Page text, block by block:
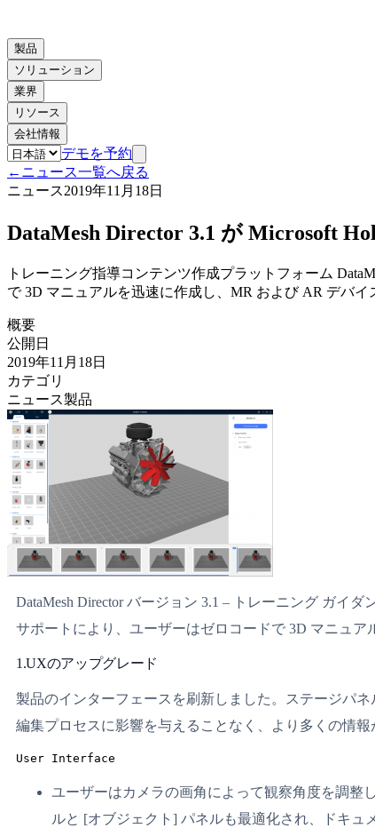
製品
ソリューション
業界
リソース
会社情報
デモを予約
← ニュース一覧へ戻る
ニュース2019年11月18日
DataMesh Director 3.1 が Microsoft
トレーニング指導コンテンツ作成プラットフォーム
で 3D マニュアルを迅速に作成し、MR および AR デバイ
概要
公開日
2019年11月18日
カテゴリ
ニュース製品
DataMesh Director バージョン 3.1 – トレーニング ガイ
サポートにより、ユーザーはゼロコードで 3D マニュア
1.UXのアップグレード
製品のインターフェースを刷新しました。ステージパ
編集プロセスに影響を与えることなく、より多くの情報
User Interface
ユーザーはカメラの画角によって観察角度を調整
ルと [オブジェクト] パネルも最適化され、ドキュ